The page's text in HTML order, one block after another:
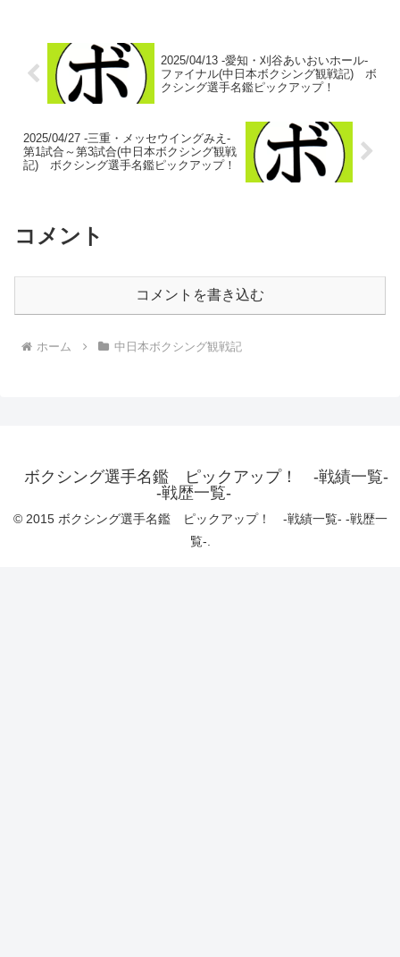
2025/04/13 -愛知・刈谷あいおいホール-
ファイナル(中日本ボクシング観戦記) ボ
クシング選手名鑑ピックアップ！
2025/04/27 -三重・メッセウイングみえ-
第1試合～第3試合(中日本ボクシング観戦
記) ボクシング選手名鑑ピックアップ！
コメント
コメントを書き込む
ホーム 中日本ボクシング観戦記
ボクシング選手名鑑 ピックアップ！ -戦績一覧-
-戦歴一覧-
© 2015 ボクシング選手名鑑 ピックアップ！ -戦績一覧- -戦歴一
覧-.